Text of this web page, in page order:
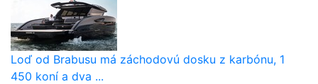
Loď od Brabusu má záchodovú dosku z karbónu, 1
450 koní a dva ...